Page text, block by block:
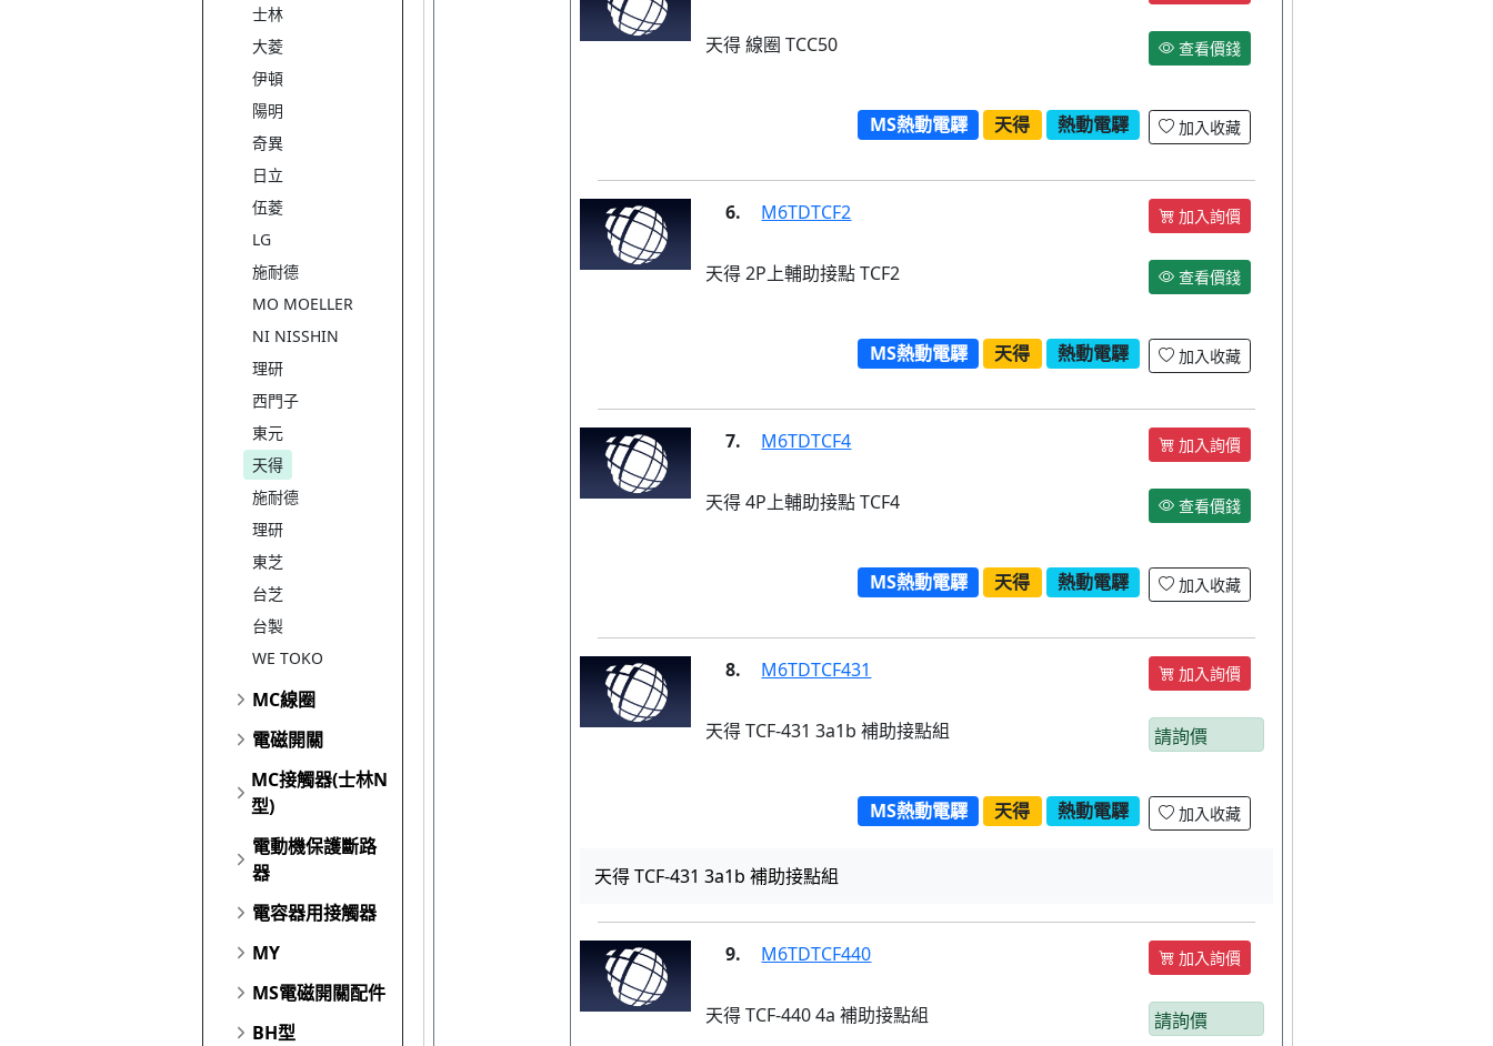
士林
大菱
伊頓
陽明
奇異
日立
伍菱
LG
施耐德
MO MOELLER
NI NISSHIN
理研
西門子
東元
天得
施耐德
理研
東芝
台芝
台製
WE TOKO
MC線圈
電磁開關
MC接觸器(士林N
型)
電動機保護斷路
器
電容器用接觸器
MY
MS電磁開關配件
BH型
天得 線圈 TCC50 查看價錢
MS熱動電驛 天得 熱動電驛 加入收藏
6. M6TDTCF2 加入詢價
天得 2P上輔助接點 TCF2 查看價錢
MS熱動電驛 天得 熱動電驛 加入收藏
7. M6TDTCF4 加入詢價
天得 4P上輔助接點 TCF4 查看價錢
MS熱動電驛 天得 熱動電驛 加入收藏
8. M6TDTCF431 加入詢價
天得 TCF-431 3a1b 補助接點組 請詢價
MS熱動電驛 天得 熱動電驛 加入收藏
天得 TCF-431 3a1b 補助接點組
9. M6TDTCF440 加入詢價
天得 TCF-440 4a 補助接點組 請詢價